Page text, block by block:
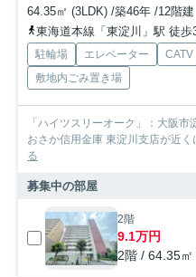
64.35㎡ (3LDK) /築46年 /12階建
東海道本線「東淀川」駅 徒歩
駐輪場 エレベーター CATV
敷地内ごみ置き場
「ハイツスリーオーク」：大阪
おさか信用金庫 東淀川支店が近
る
募集中の部屋
2階
9.1万円
2階 / 64.35